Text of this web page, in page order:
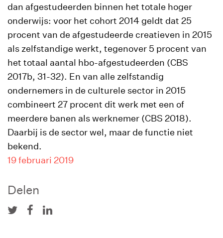
dan afgestudeerden binnen het totale hoger
onderwijs: voor het cohort 2014 geldt dat 25
procent van de afgestudeerde creatieven in 2015
als zelfstandige werkt, tegenover 5 procent van
het totaal aantal hbo-afgestudeerden (CBS
2017b, 31-32). En van alle zelfstandig
ondernemers in de culturele sector in 2015
combineert 27 procent dit werk met een of
meerdere banen als werknemer (CBS 2018).
Daarbij is de sector wel, maar de functie niet
bekend.
19 februari 2019
Delen